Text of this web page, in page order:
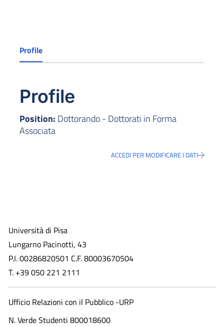
Profile
Profile
Position: Dottorando - Dottorati in Forma
Associata
ACCEDI PER MODIFICARE I DATI
Università di Pisa
Lungarno Pacinotti, 43
P.I. 00286820501 C.F. 80003670504
T. +39 050 221 2111
Ufficio Relazioni con il Pubblico -URP
N. Verde Studenti 800018600​